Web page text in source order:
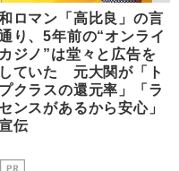
ロマン「高比良」の言
り、5年前の“オンライ
ジノ”は堂々と広告を
ていた 元大関が「ト
クラスの還元率」「ラ
ンスがあるから安心」
伝